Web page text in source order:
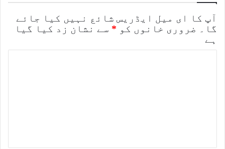
آپ کا ای میل ایڈریس شائع نہیں کیا جائے
گا۔
ضروری خانوں کو * سے نشان زد کیا گیا
ہے